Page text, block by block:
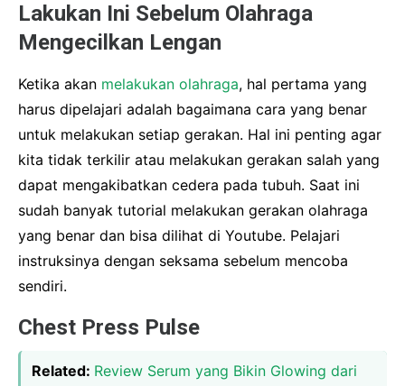
Lakukan Ini Sebelum Olahraga
Mengecilkan Lengan
Ketika akan melakukan olahraga, hal pertama yang
harus dipelajari adalah bagaimana cara yang benar
untuk melakukan setiap gerakan. Hal ini penting agar
kita tidak terkilir atau melakukan gerakan salah yang
dapat mengakibatkan cedera pada tubuh. Saat ini
sudah banyak tutorial melakukan gerakan olahraga
yang benar dan bisa dilihat di Youtube. Pelajari
instruksinya dengan seksama sebelum mencoba
sendiri.
Chest Press Pulse
Related: Review Serum yang Bikin Glowing dari